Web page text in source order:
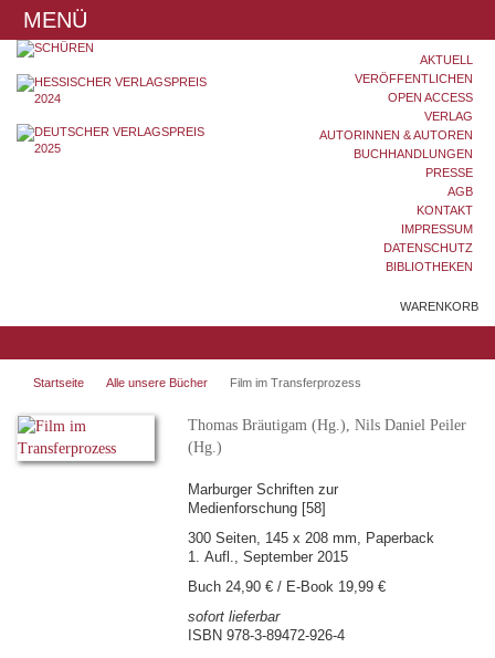
MENÜ
AKTUELL
VERÖFFENTLICHEN
OPEN ACCESS
VERLAG
AUTORINNEN & AUTOREN
BUCHHANDLUNGEN
PRESSE
AGB
KONTAKT
IMPRESSUM
DATENSCHUTZ
BIBLIOTHEKEN
WARENKORB
Startseite Alle unsere Bücher Film im Transferprozess
Thomas Bräutigam (Hg.), Nils Daniel Peiler
(Hg.)
Marburger Schriften zur
Medienforschung [58]
300 Seiten, 145 x 208 mm, Paperback
1. Aufl., September 2015
Buch 24,90 € / E-Book 19,99 €
sofort lieferbar
ISBN 978-3-89472-926-4